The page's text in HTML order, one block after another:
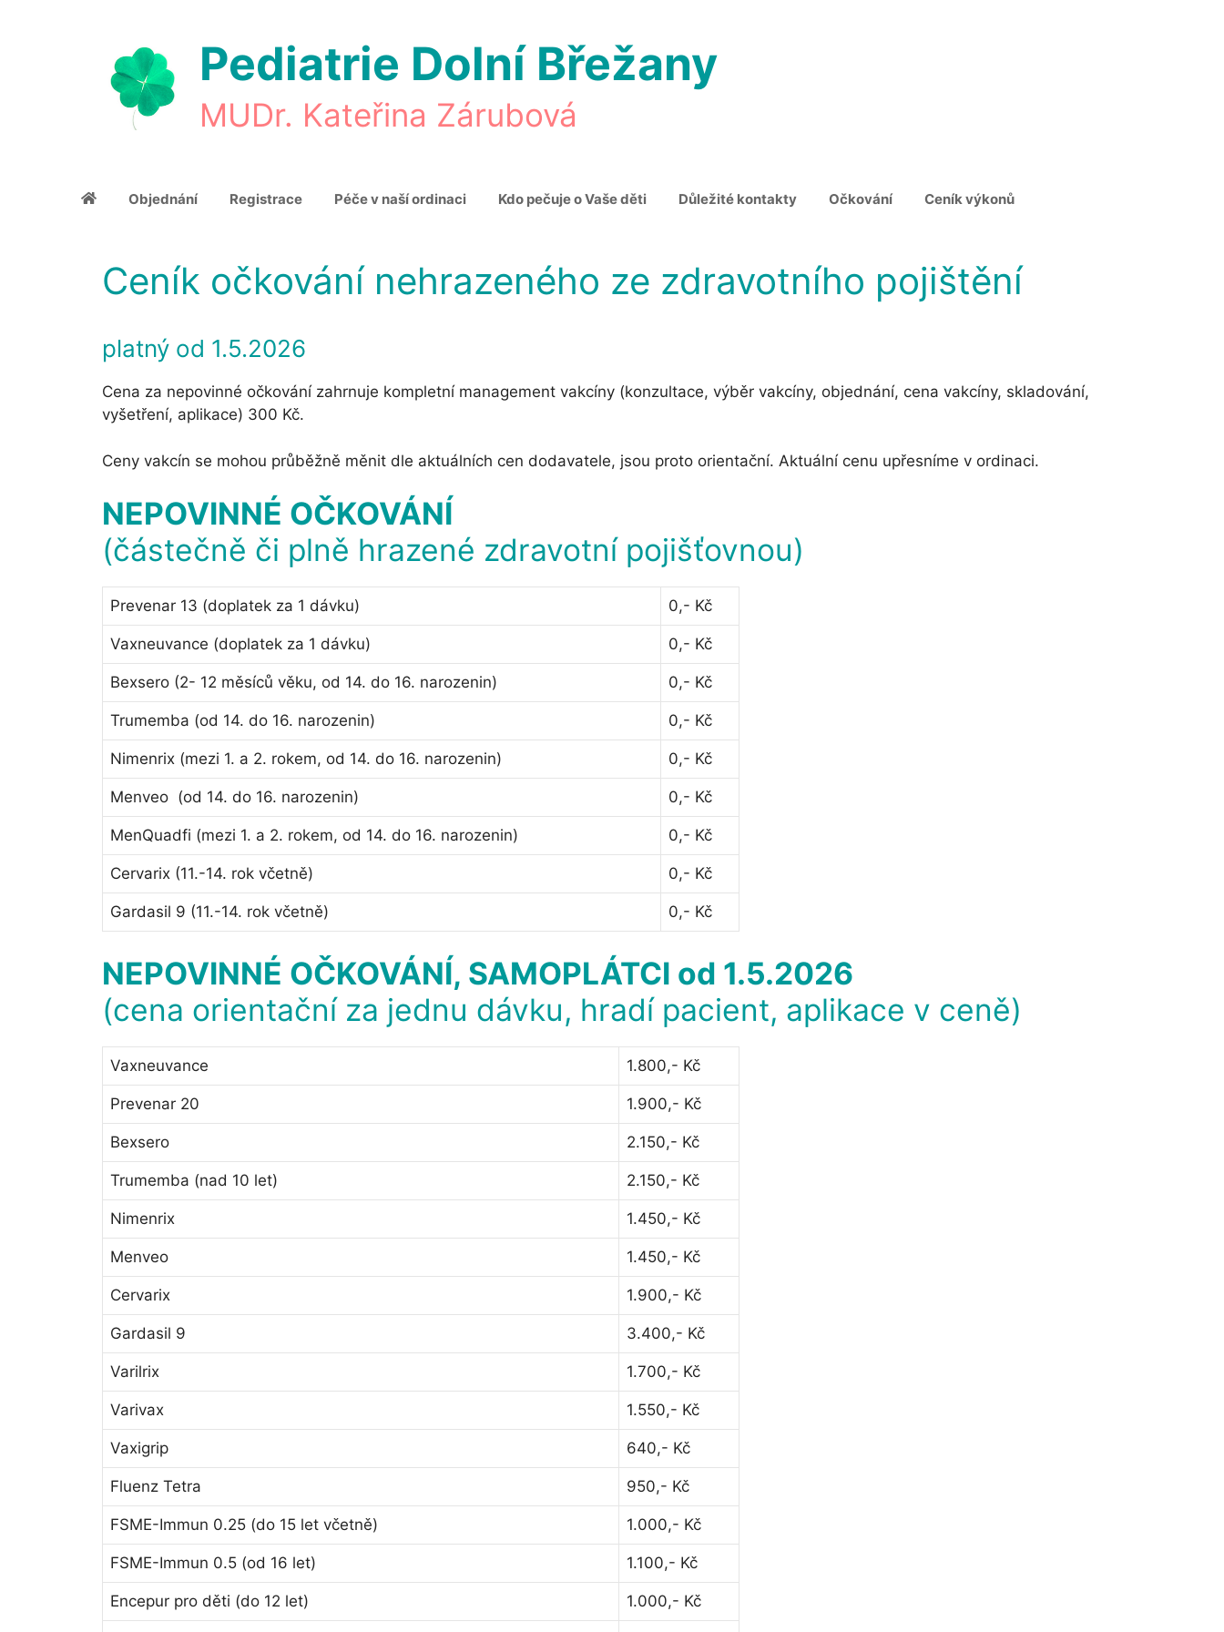
Pediatrie Dolní Břežany
MUDr. Kateřina Zárubová
Objednání Registrace Péče v naší ordinaci Kdo pečuje o Vaše děti Důležité kontakty Očkování Ceník výkonů
Ceník očkování nehrazeného ze zdravotního pojištění
platný od 1.5.2026
Cena za nepovinné očkování zahrnuje kompletní management vakcíny (konzultace, výběr vakcíny, objednání, cena vakcíny, skladování,
vyšetření, aplikace) 300 Kč.
Ceny vakcín se mohou průběžně měnit dle aktuálních cen dodavatele, jsou proto orientační. Aktuální cenu upřesníme v ordinaci.
NEPOVINNÉ OČKOVÁNÍ
(částečně či plně hrazené zdravotní pojišťovnou)
Prevenar 13 (doplatek za 1 dávku) 0,- Kč
Vaxneuvance (doplatek za 1 dávku) 0,- Kč
Bexsero (2- 12 měsíců věku, od 14. do 16. narozenin) 0,- Kč
Trumemba (od 14. do 16. narozenin) 0,- Kč
Nimenrix (mezi 1. a 2. rokem, od 14. do 16. narozenin) 0,- Kč
Menveo (od 14. do 16. narozenin) 0,- Kč
MenQuadfi (mezi 1. a 2. rokem, od 14. do 16. narozenin) 0,- Kč
Cervarix (11.-14. rok včetně) 0,- Kč
Gardasil 9 (11.-14. rok včetně) 0,- Kč
NEPOVINNÉ OČKOVÁNÍ, SAMOPLÁTCI od 1.5.2026
(cena orientační za jednu dávku, hradí pacient, aplikace v ceně)
Vaxneuvance 1.800,- Kč
Prevenar 20 1.900,- Kč
Bexsero 2.150,- Kč
Trumemba (nad 10 let) 2.150,- Kč
Nimenrix 1.450,- Kč
Menveo 1.450,- Kč
Cervarix 1.900,- Kč
Gardasil 9 3.400,- Kč
Varilrix 1.700,- Kč
Varivax 1.550,- Kč
Vaxigrip 640,- Kč
Fluenz Tetra 950,- Kč
FSME-Immun 0.25 (do 15 let včetně) 1.000,- Kč
FSME-Immun 0.5 (od 16 let) 1.100,- Kč
Encepur pro děti (do 12 let) 1.000,- Kč